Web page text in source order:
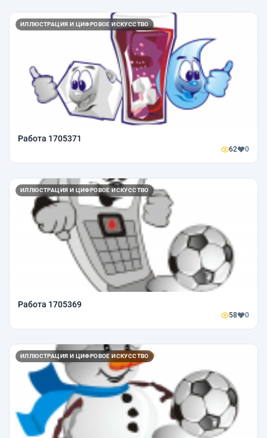
ИЛЛЮСТРАЦИЯ И ЦИФРОВОЕ ИСКУССТВО
Работа 1705371
62 0
ИЛЛЮСТРАЦИЯ И ЦИФРОВОЕ ИСКУССТВО
Работа 1705369
58 0
ИЛЛЮСТРАЦИЯ И ЦИФРОВОЕ ИСКУССТВО